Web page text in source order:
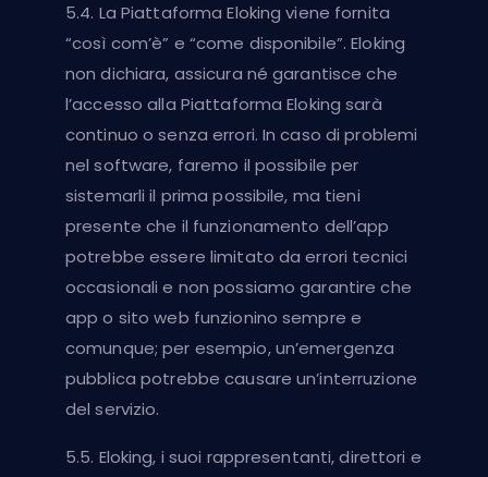
5.4. La Piattaforma Eloking viene fornita
“così com’è” e “come disponibile”. Eloking
non dichiara, assicura né garantisce che
l’accesso alla Piattaforma Eloking sarà
continuo o senza errori. In caso di problemi
nel software, faremo il possibile per
sistemarli il prima possibile, ma tieni
presente che il funzionamento dell’app
potrebbe essere limitato da errori tecnici
occasionali e non possiamo garantire che
app o sito web funzionino sempre e
comunque; per esempio, un’emergenza
pubblica potrebbe causare un’interruzione
del servizio.
5.5. Eloking, i suoi rappresentanti, direttori e